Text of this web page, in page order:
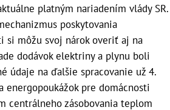
platným nariadením vlády SR.
poskytovania
si môžu svoj nárok overiť aj na
dodávok elektriny a plynu boli
údaje na ďalšie spracovanie už 4.
energopoukážok pre domácnosti
centrálneho zásobovania teplom